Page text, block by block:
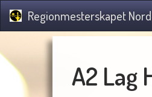
Regionmesterskapet
A2 Lag